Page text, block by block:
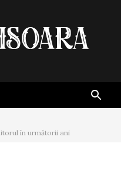
în următorii ani